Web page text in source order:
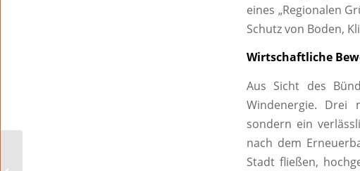
eines „Regionalen
Schutz von Boden,
Wirtschaftliche
Aus Sicht des
Windenergie. Drei
sondern ein
nach dem
Stadt fließen,